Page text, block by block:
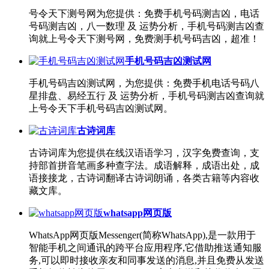
号令天下测号网为您提供：免费手机号码测吉凶，电话
号码测吉凶，八一数理 及 运势分析，手机号码测吉凶查
询就上号令天下测号网，免费测手机号码吉凶，超准！
手机号码吉凶测试网
手机号码吉凶测试网，为您提供：免费手机电话号码八
星排盘、易经五行 及 运势分析，手机号码测吉凶查询就
上号令天下手机号码吉凶测试网。
古诗词库
古诗词库为您提供在线汉语语学习，汉字免费查询，支
持部首拼音笔画多种查字法。成语解释，成语出处，成
语接接龙，古诗词翻译古诗词朗诵，各类古籍等内容收
藏文库。
whatsapp网页版
WhatsApp网页版Messenger(简称WhatsApp),是一款用于
智能手机之间通讯的跨平台应用程序,它借助推送通知服
务,可以即时接收亲友和同事发送的消息,并且免费从发送